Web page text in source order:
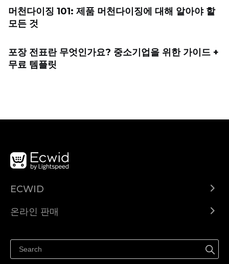
머천다이징 101: 제품 머천다이징에 대해 알아야 할
모든 것
포장 전표란 무엇인가요? 중소기업을 위한 가이드 +
무료 템플릿
ECWID
도움말 센터
온라인 판매
페이스북에서 판매하기
인스타그램에서 판매하기